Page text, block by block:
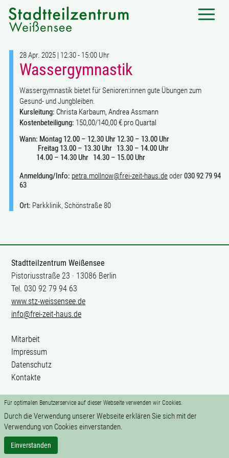
Für optimalen Benutzerservice auf dieser Webseite verwenden wir Cookies.
Durch die Verwendung unserer Webseite erklären Sie sich mit der
Verwendung von Cookies einverstanden.
Einverstanden
28 Apr. 2025 | 12:30 - 15:00 Uhr
Wassergymnastik
Wassergymnastik bietet für Senioren:innen gute Übungen zum
Gesund- und Jungbleiben.
Kursleitung: Christa Karbaum, Andrea Assmann
Kostenbeteiligung: 150,00/140,00 € pro Quartal
Wann: Montag 12.00 – 12.30 Uhr 12.30 – 13.00 Uhr
Freitag 13.00 – 13.30 Uhr 13.30 – 14.00 Uhr
14.00 – 14.30 Uhr 14.30 – 15.00 Uhr
Anmeldung/Info: petra.mollnow@frei-zeit-haus.deoder030 92 79 94
63
Ort: Parkklinik, Schönstraße 80
Stadtteilzentrum Weißensee
Pistoriusstraße 23 · 13086 Berlin
Tel. 030 92 79 94 63
www.stz-weissensee.de
info@frei-zeit-haus.de
Mitarbeit
Impressum
Datenschutz
Kontakte